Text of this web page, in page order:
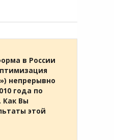
в России
непрерывно
года по
Как Вы
этой